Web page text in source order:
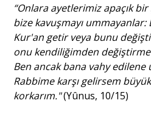
“Onlara ayetlerimiz apaçık
bize kavuşmayı
Kur'an getir veya bunu
onu kendiliğimden
Ben ancak bana vahy edilene
Rabbime karşı gelirsem
korkarım."(Yûnus, 10/15)